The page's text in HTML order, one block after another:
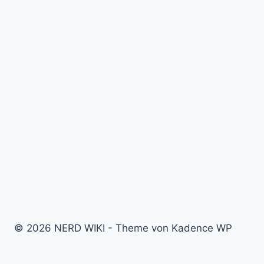
© 2026 NERD WIKI - Theme von Kadence WP